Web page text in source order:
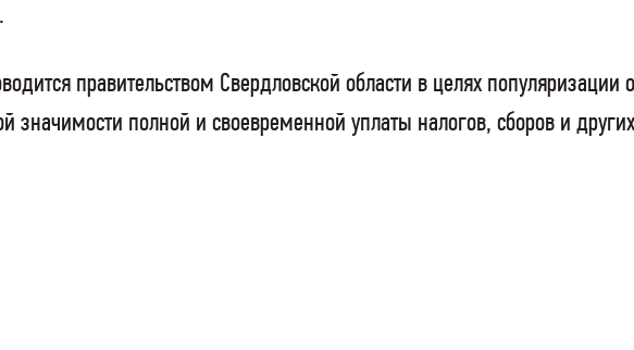
правительством Свердловской области в целях
полной и своевременной уплаты налогов, сборов и